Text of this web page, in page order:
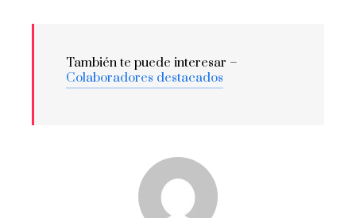
También te puede interesar –
Colaboradores destacados